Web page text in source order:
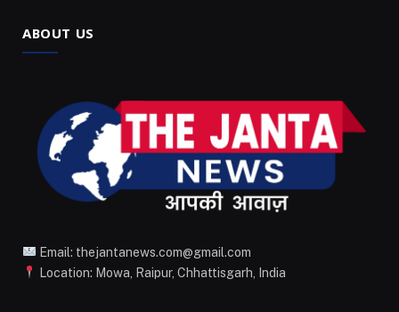
ABOUT US
Email: thejantanews.com@gmail.com
Location: Mowa, Raipur, Chhattisgarh, India